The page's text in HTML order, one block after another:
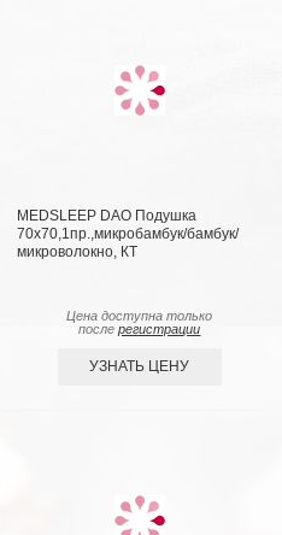
MEDSLEEP DAO Подушка
70х70,1пр.,микробамбук/бамбук/
микроволокно, КТ
Цена доступна только
послерегистрации
УЗНАТЬ ЦЕНУ